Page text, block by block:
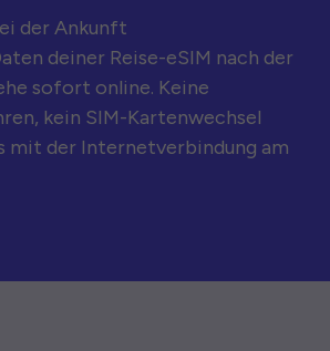
der Ankunft
deiner Reise-eSIM nach der
sofort online. Keine
kein SIM-Kartenwechsel
mit der Internetverbindung am